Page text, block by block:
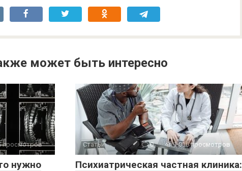
может быть интересно
просмотров
нужно
Статьи 0 1 016 просмотров
Психиатрическая частная клиника: